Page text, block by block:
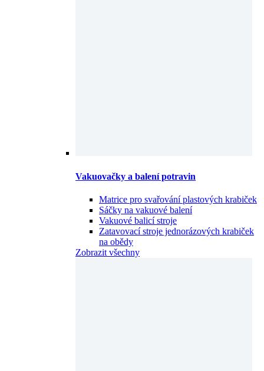
Vakuovačky a balení potravin
Matrice pro svařování plastových krabiček
Sáčky na vakuové balení
Vakuové balicí stroje
Zatavovací stroje jednorázových krabiček
na obědy
Zobrazit všechny